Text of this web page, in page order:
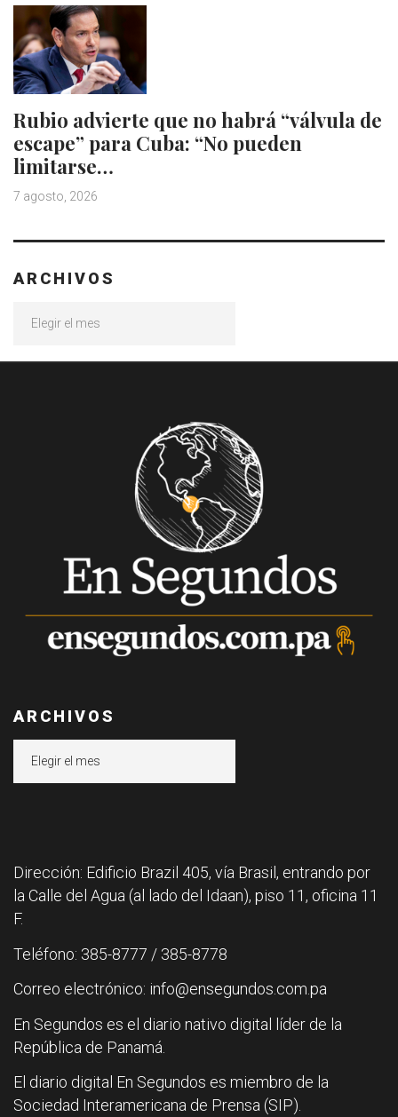
Rubio advierte que no habrá “válvula de
escape” para Cuba: “No pueden
limitarse…
7 agosto, 2026
ARCHIVOS
ARCHIVOS
Dirección: Edificio Brazil 405, vía Brasil, entrando por
la Calle del Agua (al lado del Idaan), piso 11, oficina 11
F.
Teléfono: 385-8777 / 385-8778
Correo electrónico: info@ensegundos.com.pa
En Segundos es el diario nativo digital líder de la
República de Panamá.
El diario digital En Segundos es miembro de la
Sociedad Interamericana de Prensa (SIP).